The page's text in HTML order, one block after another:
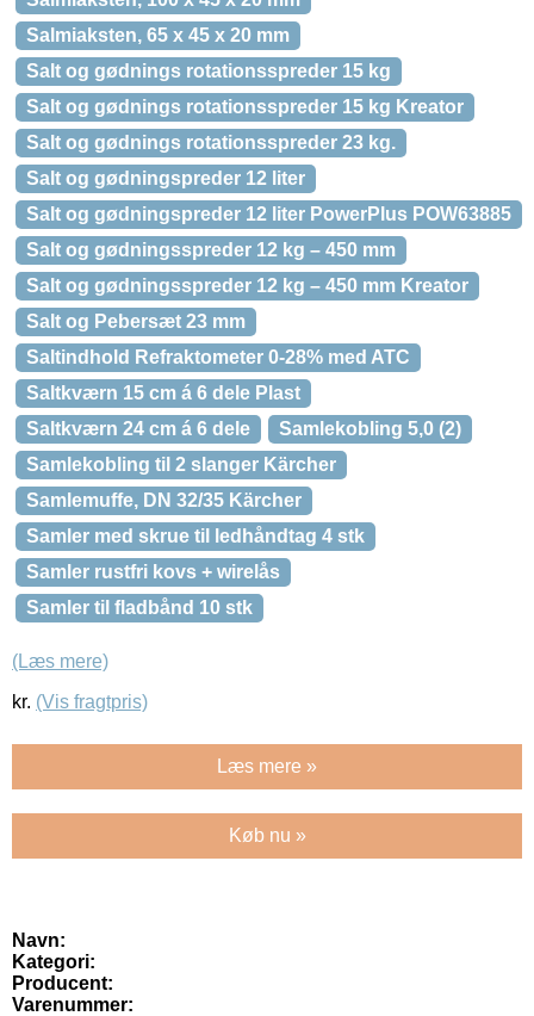
Salmiaksten, 65 x 45 x 20 mm
Salt og gødnings rotationsspreder 15 kg
Salt og gødnings rotationsspreder 15 kg Kreator
Salt og gødnings rotationsspreder 23 kg.
Salt og gødningspreder 12 liter
Salt og gødningspreder 12 liter PowerPlus POW63885
Salt og gødningsspreder 12 kg – 450 mm
Salt og gødningsspreder 12 kg – 450 mm Kreator
Salt og Pebersæt 23 mm
Saltindhold Refraktometer 0-28% med ATC
Saltkværn 15 cm á 6 dele Plast
Saltkværn 24 cm á 6 dele
Samlekobling 5,0 (2)
Samlekobling til 2 slanger Kärcher
Samlemuffe, DN 32/35 Kärcher
Samler med skrue til ledhåndtag 4 stk
Samler rustfri kovs + wirelås
Samler til fladbånd 10 stk
(Læs mere)
kr. (Vis fragtpris)
Læs mere »
Køb nu »
Navn:
Kategori:
Producent:
Varenummer: